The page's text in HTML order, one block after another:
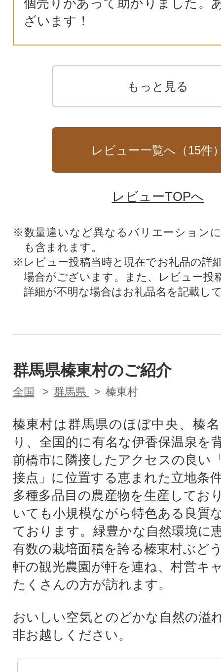
ざいます！
もっと見る
レビュー一覧へ（15件
レビューTOPへ
※数量違いなど異なるバリエーション
も含まれます。
※レビュー投稿当時と現在でお礼品の詳
場合がございます。また、レビュー投
詳細が不明な場合はお礼品名を記載し
群馬県榛東村のご紹介
全国 群馬県 榛東村
榛東村は群馬県のほぼ中央、榛
り、全国的に有名な伊香保温泉を
前橋市に隣接したアクセスの良い
接点」に位置する恵まれた立地条
多種多品目の農産物を生産してお
いても小規模ながら特色ある良質
ております。緑豊かな自然環境に
有数の栽培面積を誇る榛東村ぶど
軒の観光農園が軒を連ね、村営キ
たくさんの方が訪れます。
おいしい空気とのどかな自然の溢
非お越しください。